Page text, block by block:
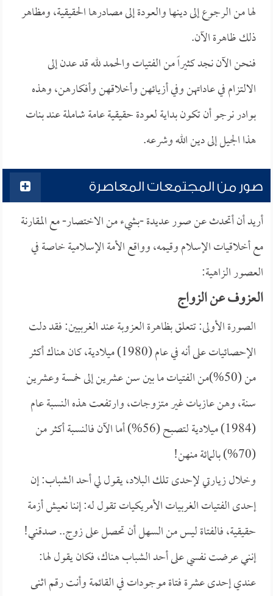
لها من الرجوع إلى دينها والعودة إلى مصادرها الحقيقية، ومظاهر
ذلك ظاهرة الآن.
فنحن الآن نجد كثيراً من الفتيات والحمد لله قد عدن إلى
الالتزام في عاداتهن وفي أزيائهن وأخلاقهن وأفكارهن، وهذه
بوادر نرجو أن تكون بداية لعودة حقيقية عامة شاملة عند بنات
هذا الجيل إلى دين الله وشرعه.
صور من المجتمعات المعاصرة
أريد أن أتحدث عن صور عديدة -بشيء من الاختصار- مع المقارنة
مع أخلاقيات الإسلام وقيمه، وواقع الأمة الإسلامية خاصة في
العصور الزاهية:
العزوف عن الزواج
الصورة الأولى: تتعلق بظاهرة العزوبة عند الغربيين: فقد دلت
الإحصائيات على أنه في عام (1980) ميلادية، كان هناك أكثر
من (50%)من الفتيات ما بين سن عشرين إلى خمسة وعشرين
سنة، وهن عازبات غير متزوجات، وارتفعت هذه النسبة عام
(1984) ميلادية لتصبح (56%) أما الآن فالنسبة أكثر من
(70%) بالمائة منهن!
وخلال زيارتي لإحدى تلك البلاد، يقول لي أحد الشباب: إن
إحدى الفتيات الغربيات الأمريكيات تقول له: إننا نعيش أزمة
حقيقية، فالفتاة ليس من السهل أن تحصل على زوج.. صدقني!
إنني عرضت نفسي على أحد الشباب هناك، فكان يقول لها:
عندي إحدى عشرة فتاة موجودات في القائمة وأنت رقم اثنى